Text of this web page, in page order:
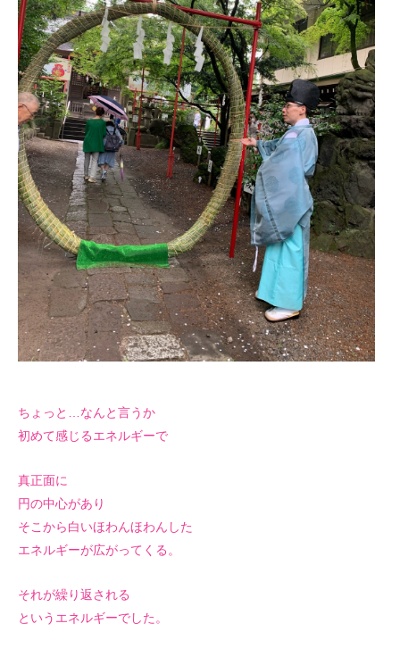
ちょっと…なんと言うか
初めて感じるエネルギーで
真正面に
円の中心があり
そこから白いほわんほわんした
エネルギーが広がってくる。
それが繰り返される
というエネルギーでした。